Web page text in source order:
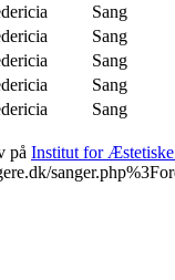
Sang
Sang
Sang
Sang
Sang
på Institut for